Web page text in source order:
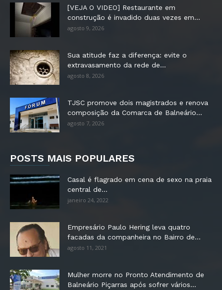
[VEJA O VIDEO] Restaurante em
construção é invadido duas vezes em...
agosto 9, 2026
Sua atitude faz a diferença: evite o
extravasamento da rede de...
agosto 8, 2026
TJSC promove dois magistrados e renova
composição da Comarca de Balneário...
agosto 7, 2026
POSTS MAIS POPULARES
Casal é flagrado em cena de sexo na praia
central de...
janeiro 24, 2022
Empresário Paulo Hering leva quatro
facadas da companheira no Bairro de...
agosto 11, 2021
Mulher morre no Pronto Atendimento de
Balneário Piçarras após sofrer vários...